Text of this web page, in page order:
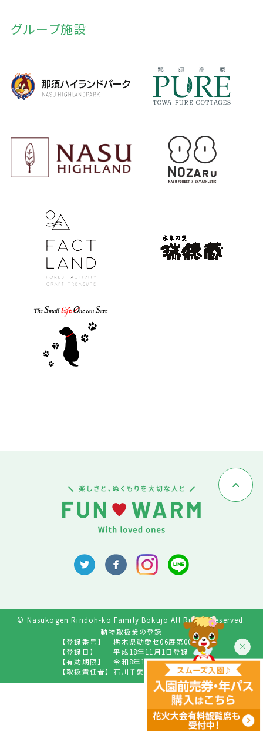
グループ施設
© Nasukogen Rindoh-ko Family Bokujo All Rights Reserved.
動物取扱業の登録
【登録番号】
栃木県動愛セ06展第009号
【登録日】
平成18年11月1日登録
【有効期限】
令和8年10月31日
【取扱責任者】 石川千愛